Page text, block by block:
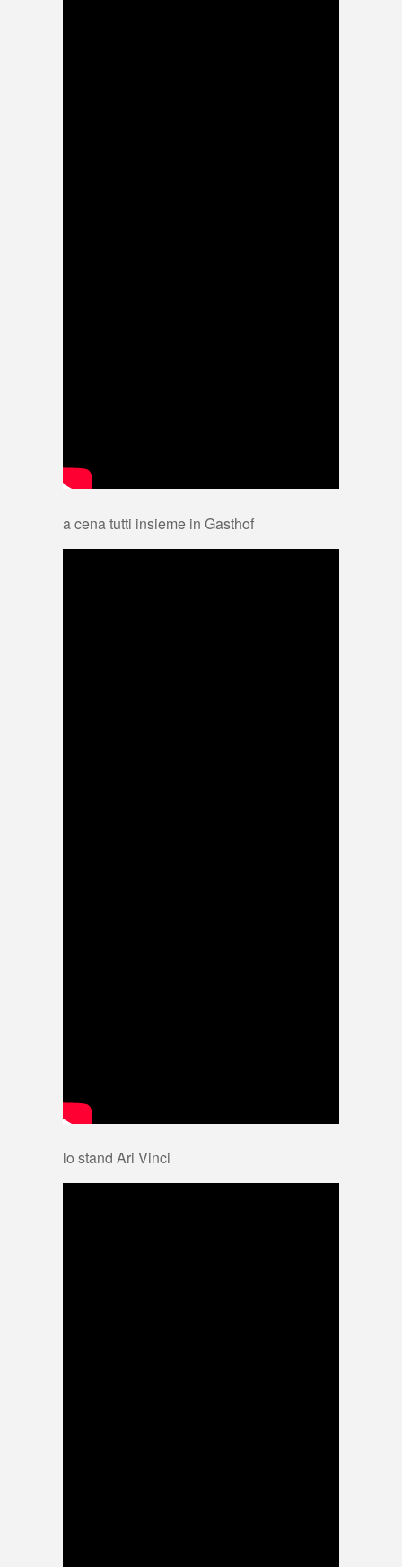
a cena tutti insieme in Gasthof
lo stand Ari Vinci